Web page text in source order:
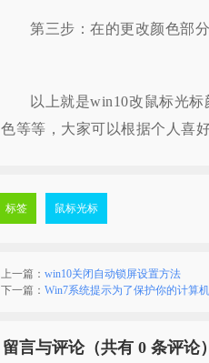
第三步：在的更改颜色部
以上就是win10改鼠标光
色等等，大家可以根据个人喜
标签 鼠标光标
上一篇： win10关闭自动锁屏设置方法
下一篇： Win7系统提示为了保护你的计算
留言与评论（共有 0 条评论）